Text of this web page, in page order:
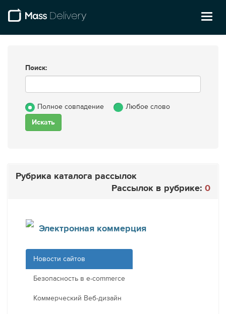
Поиск:
Полное совпадение Любое слово
Рубрика каталога рассылок
Рассылок в рубрике: 0
Электронная коммерция
Новости сайтов
Безопасность в e-commerce
Коммерческий Веб-дизайн